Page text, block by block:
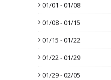
01/01 - 01/08
01/08 - 01/15
01/15 - 01/22
01/22 - 01/29
01/29 - 02/05